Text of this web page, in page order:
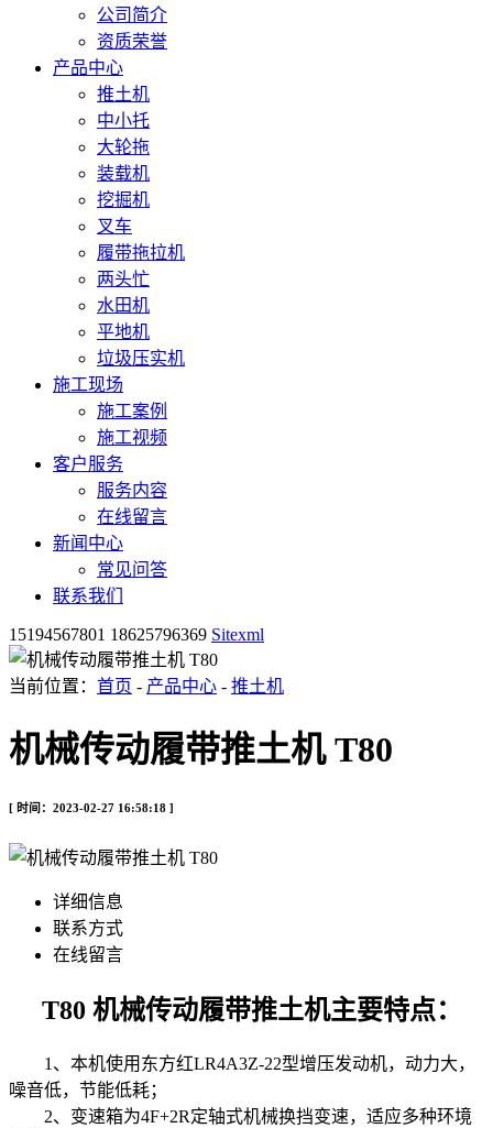
公司简介
资质荣誉
产品中心
推土机
中小托
大轮拖
装载机
挖掘机
叉车
履带拖拉机
两头忙
水田机
平地机
垃圾压实机
施工现场
施工案例
施工视频
客户服务
服务内容
在线留言
新闻中心
常见问答
联系我们
15194567801 18625796369 Sitexml
当前位置： 首页 - 产品中心 - 推土机
机械传动履带推土机 T80
[ 时间：2023-02-27 16:58:18 ]
详细信息
联系方式
在线留言
T80 机械传动履带推土机主要特点：
1、本机使用东方红LR4A3Z-22型增压发动机，动力大，
噪音低，节能低耗；
2、变速箱为4F+2R定轴式机械换挡变速，适应多种环境